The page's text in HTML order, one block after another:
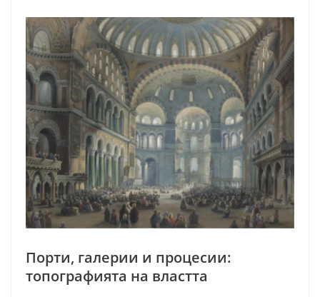
Порти, галерии и процесии:
топографията на властта